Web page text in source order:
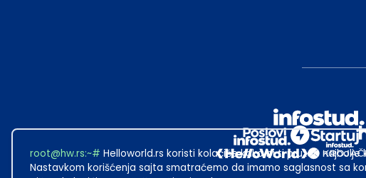
root@hw.rs:~# Helloworld.rs koristi kolačiće kako bi ti pružao najbolje
Nastavkom korišćenja sajta smatraćemo da imamo saglasnost sa